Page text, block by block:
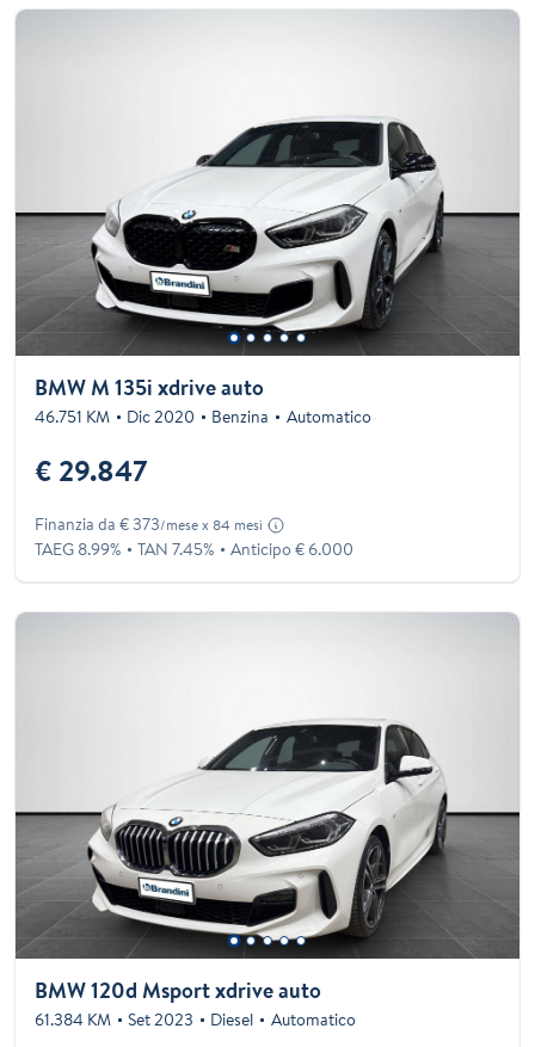
BMW M 135i xdrive auto
46.751 KM Dic 2020 Benzina Automatico
€ 29.847
Finanzia da € 373/mese x 84 mesi
TAEG 8.99% TAN 7.45% Anticipo € 6.000
BMW 120d Msport xdrive auto
61.384 KM Set 2023 Diesel Automatico